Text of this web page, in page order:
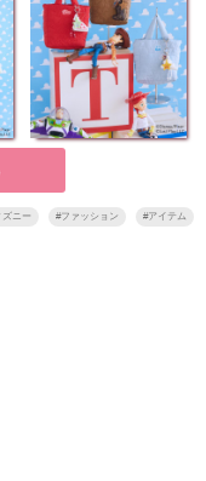
ズニー #ファッション #アイテム